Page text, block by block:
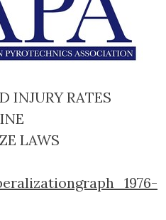
INJURY RATES
LAWS